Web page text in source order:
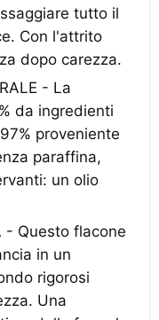
tutto il
Con l'attrito
dopo carezza.
- La
da ingredienti
proveniente
paraffina,
un olio
- Questo flacone
in un
rigorosi
Una